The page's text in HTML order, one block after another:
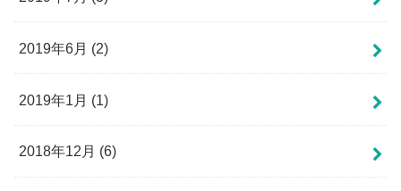
2019年6月 (2)
2019年1月 (1)
2018年12月 (6)